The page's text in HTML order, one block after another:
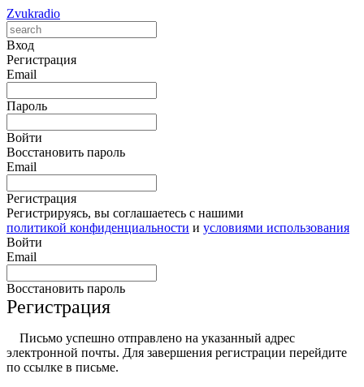
Zvukradio
Вход
Регистрация
Email
Пароль
Войти
Восстановить пароль
Email
Регистрация
Регистрируясь, вы соглашаетесь с нашими
политикой конфиденциальности и условиями использования
Войти
Email
Восстановить пароль
Регистрация
Письмо успешно отправлено на указанный адрес
электронной почты. Для завершения регистрации перейдите
по ссылке в письме.